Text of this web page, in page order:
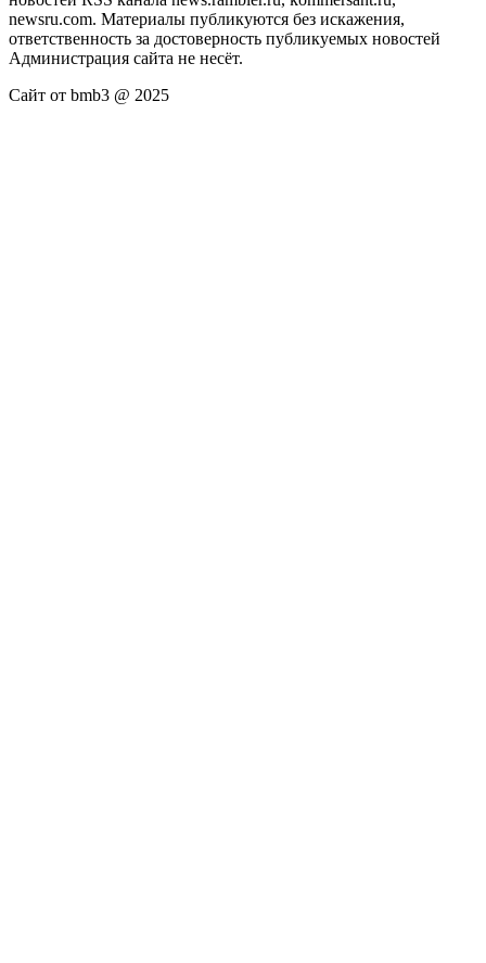
newsru.com. Материалы публикуются без искажения,
ответственность за достоверность публикуемых новостей
Администрация сайта не несёт.
Сайт от bmb3 @ 2025